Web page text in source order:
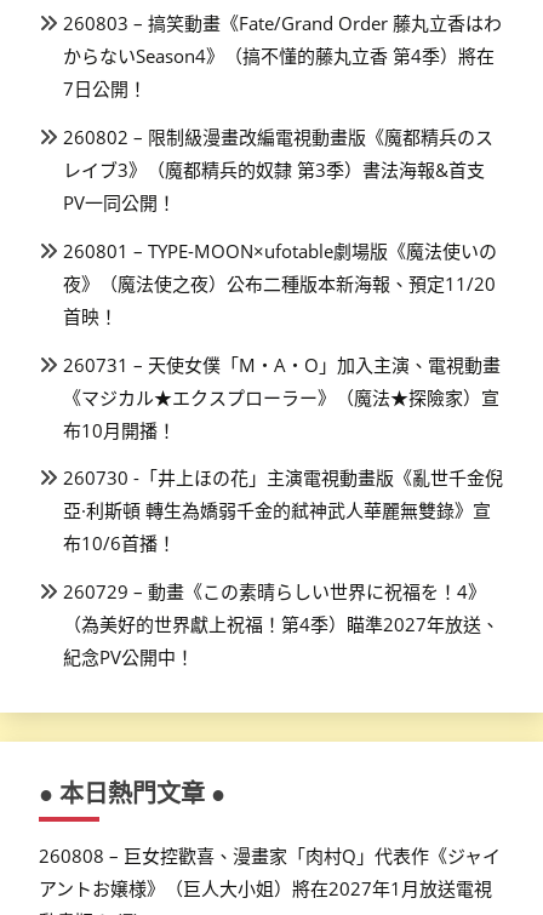
260803 – 搞笑動畫《Fate/Grand Order 藤丸立香はわ
からないSeason4》（搞不懂的藤丸立香 第4季）將在
7日公開！
260802 – 限制級漫畫改編電視動畫版《魔都精兵のス
レイブ3》（魔都精兵的奴隸 第3季）書法海報&首支
PV一同公開！
260801 – TYPE-MOON×ufotable劇場版《魔法使いの
夜》（魔法使之夜）公布二種版本新海報、預定11/20
首映！
260731 – 天使女僕「M・A・O」加入主演、電視動畫
《マジカル★エクスプローラー》（魔法★探險家）宣
布10月開播！
260730 -「井上ほの花」主演電視動畫版《亂世千金倪
亞·利斯頓 轉生為嬌弱千金的弒神武人華麗無雙錄》宣
布10/6首播！
260729 – 動畫《この素晴らしい世界に祝福を！4》
（為美好的世界獻上祝福！第4季）瞄準2027年放送、
紀念PV公開中！
● 本日熱門文章 ●
260808 – 巨女控歡喜、漫畫家「肉村Q」代表作《ジャイ
アントお嬢様》（巨人大小姐）將在2027年1月放送電視